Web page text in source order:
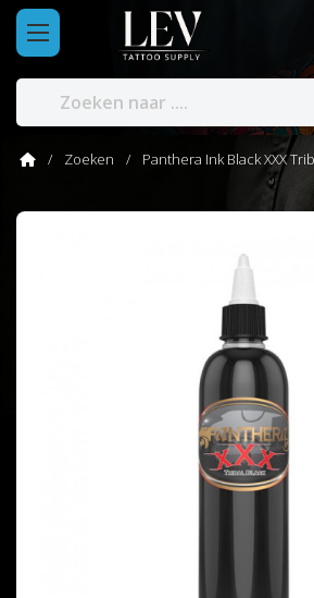
Zoeken Panthera Ink Black XXX